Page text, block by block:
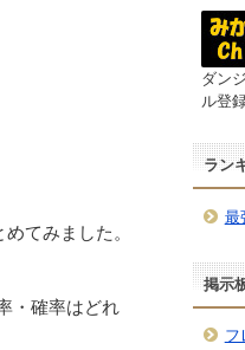
てみました。
・確率はどれ
ダン
ル登
ラン
最
掲示
フ